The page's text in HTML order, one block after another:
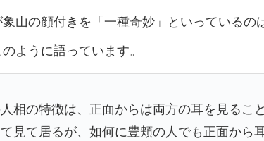
山の顔付きを「一種奇妙」といっているの
ように語っています。
人相の特徴は、正面からは両方の耳を見るこ
見て居るが、如何に豊頬の人でも正面から